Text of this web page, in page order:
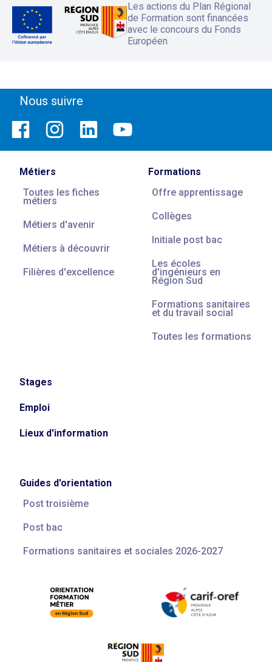
Les actions du Plan Régional
de Formation sont financées
avec le concours du Fonds
Européen
Nous suivre
Métiers
Toutes les fiches
métiers
Métiers d'avenir
Métiers à découvrir
Filières d'excellence
Formations
Offre apprentissage
Collèges
Initiale post bac
Les écoles
d'ingénieurs en
Région Sud
Formations sanitaires
et du travail social
Toutes les formations
Stages
Emploi
Lieux d'information
Guides d'orientation
Post troisième
Post bac
Formations sanitaires et sociales 2026-2027